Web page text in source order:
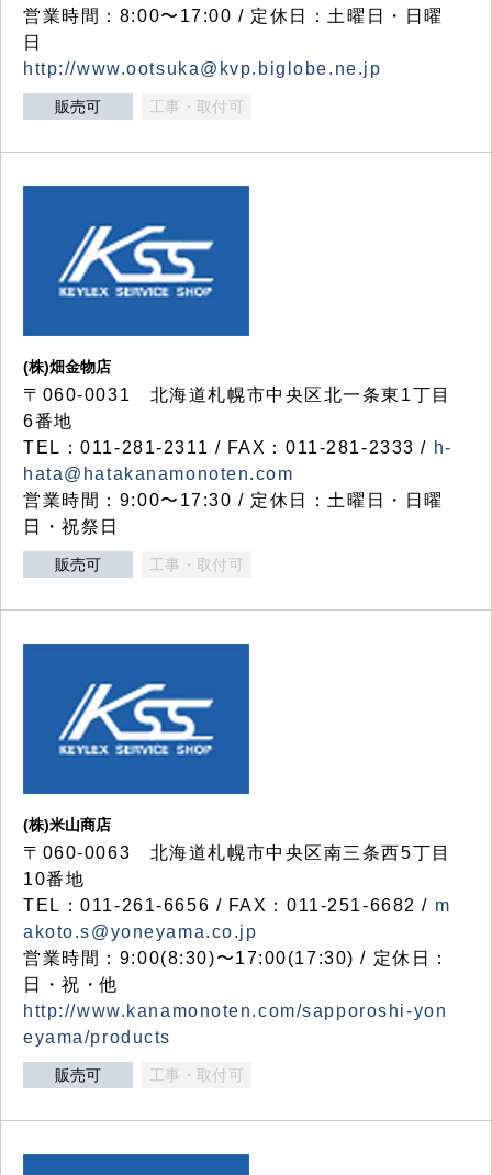
営業時間：8:00〜17:00 / 定休日：土曜日・日曜
日
http://www.ootsuka@kvp.biglobe.ne.jp
販売可 工事・取付可
(株)畑金物店
〒060-0031 北海道札幌市中央区北一条東1丁目
6番地
TEL：011-281-2311 / FAX：011-281-2333 / h-
hata@hatakanamonoten.com
営業時間：9:00〜17:30 / 定休日：土曜日・日曜
日・祝祭日
販売可 工事・取付可
(株)米山商店
〒060-0063 北海道札幌市中央区南三条西5丁目
10番地
TEL：011-261-6656 / FAX：011-251-6682 / m
akoto.s@yoneyama.co.jp
営業時間：9:00(8:30)〜17:00(17:30) / 定休日：
日・祝・他
http://www.kanamonoten.com/sapporoshi-yon
eyama/products
販売可 工事・取付可